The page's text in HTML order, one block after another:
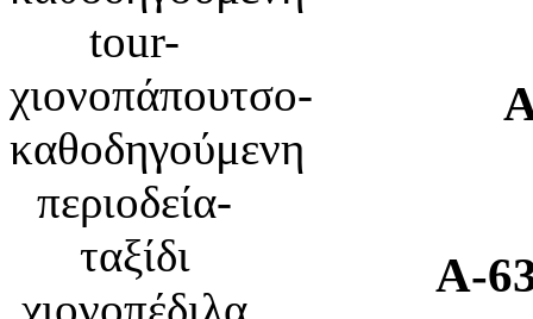
A-